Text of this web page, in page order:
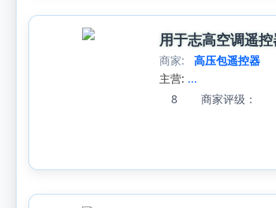
用于志高空调遥
商家:
高压包遥控器
主营: ...
8
商家评级：